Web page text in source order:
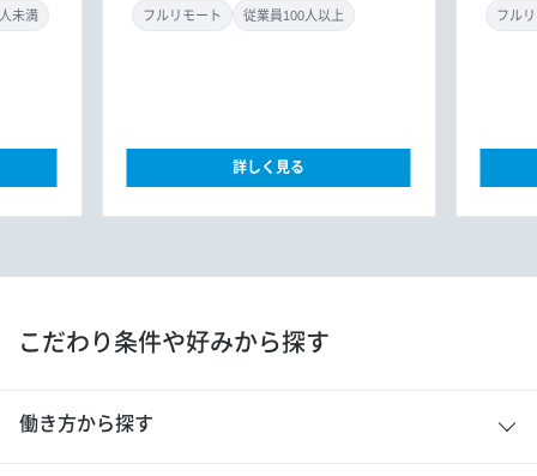
未満
ント
パッケージ導入コンサルタント
フルリモート 従業員100人以上
詳しく見る
ラ
フル
こだわり条件や好みから探す
働き方から探す